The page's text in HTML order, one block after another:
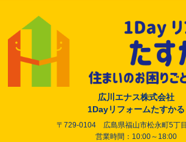
広川エナス株式会社
1Dayリフォームたすかる
〒729-0104 広島県福山市松永町5丁
営業時間：10:00～18:00